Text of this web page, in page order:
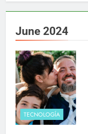
June 2024
TECNOLOGÍA